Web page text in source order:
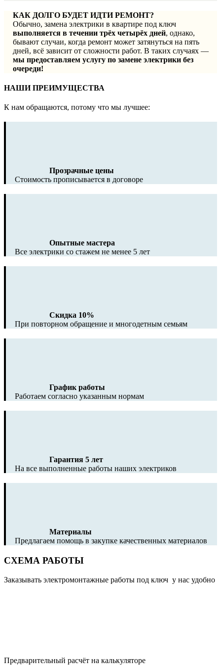
КАК ДОЛГО БУДЕТ ИДТИ РЕМОНТ?
Обычно, замена электрики в квартире под ключ
выполняется в течении трёх четырёх дней, однако,
бывают случаи, когда ремонт может затянуться на пять
дней, всё зависит от сложности работ. В таких случаях —
мы предоставляем услугу по замене электрики без
очереди!
НАШИ ПРЕИМУЩЕСТВА
К нам обращаются, потому что мы лучшее:
Прозрачные цены
Стоимость прописывается в договоре
Опытные мастера
Все электрики со стажем не менее 5 лет
Скидка 10%
При повторном обращение и многодетным семьям
График работы
Работаем согласно указанным нормам
Гарантия 5 лет
На все выполненные работы наших электриков
Материалы
Предлагаем помощь в закупке качественных материалов
СХЕМА РАБОТЫ
Заказывать электромонтажные работы под ключ у нас удобно
Предварительный расчёт на калькуляторе